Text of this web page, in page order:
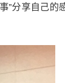
”分享自己的